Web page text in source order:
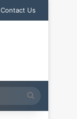
Contact Us
for